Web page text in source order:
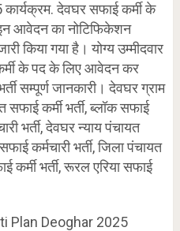
देवघर सफाई कर्मी के
आवेदन का नोटिफिकेशन
किया गया है। योग्य उम्मीदवार
के पद के लिए आवेदन कर
सम्पूर्ण जानकारी। देवघर ग्राम
सफाई कर्मी भर्ती, ब्लॉक सफाई
भर्ती, देवघर न्याय पंचायत
कर्मचारी भर्ती, जिला पंचायत
कर्मी भर्ती, रूरल एरिया सफाई
Plan Deoghar 2025